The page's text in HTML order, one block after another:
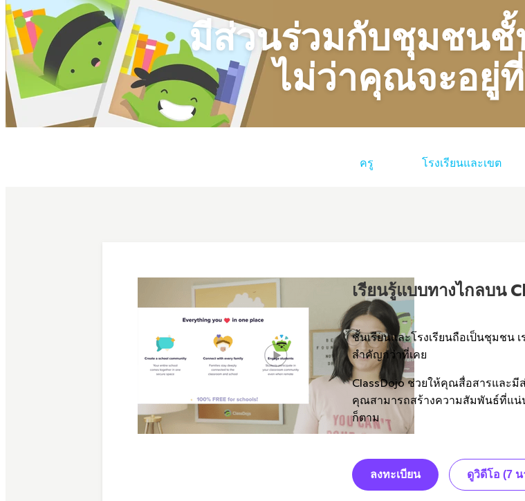
มีส่วนร่วมกับชุมชน
ไม่ว่าคุณจะอยู่
ครู โรงเรียนและเขต
เรียนรู้แบบทางไกลบน
ชั้นเรียนและโรงเรียนถือเป็นชุมช
สำคัญกว่าที่เคย
ClassDojo ช่วยให้คุณสื่อสารและ
คุณสามารถสร้างความสัมพันธ์ที่แ
ก็ตาม
ลงทะเบียน ดูวิดีโอ (7